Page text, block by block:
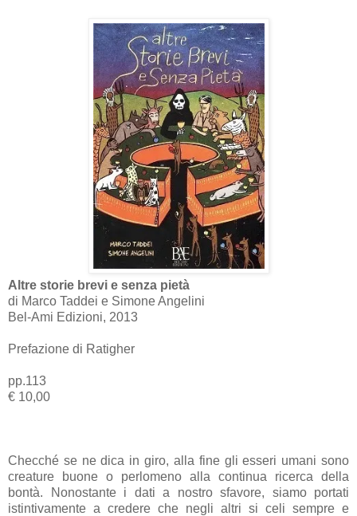
Altre storie brevi e senza pietà
di Marco Taddei e Simone Angelini
Bel-Ami Edizioni, 2013
Prefazione di Ratigher
pp.113
€ 10,00
Checché se ne dica in giro, alla fine gli esseri umani sono
creature buone o perlomeno alla continua ricerca della
bontà. Nonostante i dati a nostro sfavore, siamo portati
istintivamente a credere che negli altri si celi sempre e